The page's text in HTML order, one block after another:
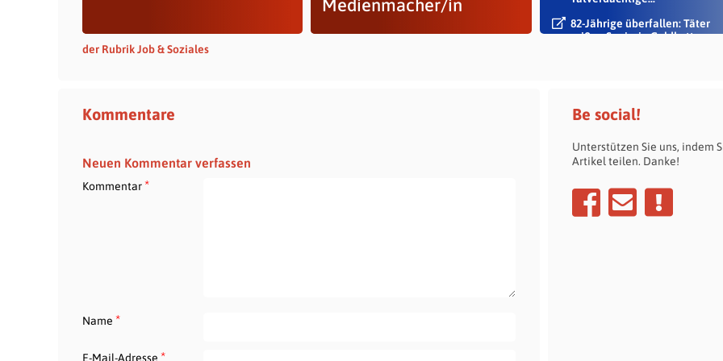
Medienmacher/in
82-Jährige überfallen: Täter
reißen Seniorin Goldkette
der Rubrik Job & Soziales
Kommentare
Neuen Kommentar verfassen
Kommentar*
Name *
E-Mail-Adresse *
Be social!
Unterstützen Sie uns, indem
Artikel teilen. Danke!